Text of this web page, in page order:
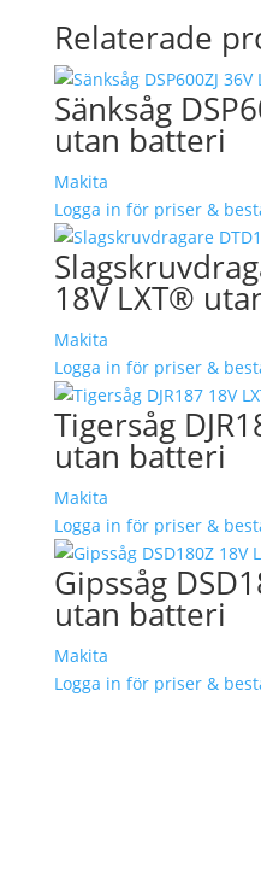
Relaterade
Sänksåg
utan batteri
Makita
Logga in för priser &
18V LXT®
Makita
Logga in för priser &
Tigersåg
utan batteri
Makita
Logga in för priser &
Gipssåg
utan batteri
Makita
Logga in för priser &